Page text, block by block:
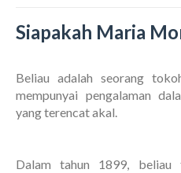
Siapakah Maria
Beliau adalah seorang
mempunyai pengalaman
yang terencat akal.
Dalam tahun 1899, beliau